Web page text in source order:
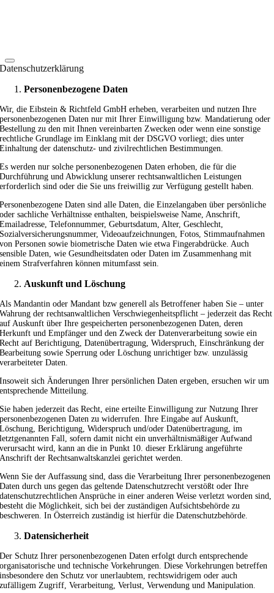
Datenschutzerklärung
Personenbezogene Daten
Wir, die Eibstein & Richtfeld GmbH erheben, verarbeiten und nutzen Ihre
personenbezogenen Daten nur mit Ihrer Einwilligung bzw. Mandatierung oder
Bestellung zu den mit Ihnen vereinbarten Zwecken oder wenn eine sonstige
rechtliche Grundlage im Einklang mit der DSGVO vorliegt; dies unter
Einhaltung der datenschutz- und zivilrechtlichen Bestimmungen.
Es werden nur solche personenbezogenen Daten erhoben, die für die
Durchführung und Abwicklung unserer rechtsanwaltlichen Leistungen
erforderlich sind oder die Sie uns freiwillig zur Verfügung gestellt haben.
Personenbezogene Daten sind alle Daten, die Einzelangaben über persönliche
oder sachliche Verhältnisse enthalten, beispielsweise Name, Anschrift,
Emailadresse, Telefonnummer, Geburtsdatum, Alter, Geschlecht,
Sozialversicherungsnummer, Videoaufzeichnungen, Fotos, Stimmaufnahmen
von Personen sowie biometrische Daten wie etwa Fingerabdrücke. Auch
sensible Daten, wie Gesundheitsdaten oder Daten im Zusammenhang mit
einem Strafverfahren können mitumfasst sein.
Auskunft und Löschung
Als Mandantin oder Mandant bzw generell als Betroffener haben Sie – unter
Wahrung der rechtsanwaltlichen Verschwiegenheitspflicht – jederzeit das Recht
auf Auskunft über Ihre gespeicherten personenbezogenen Daten, deren
Herkunft und Empfänger und den Zweck der Datenverarbeitung sowie ein
Recht auf Berichtigung, Datenübertragung, Widerspruch, Einschränkung der
Bearbeitung sowie Sperrung oder Löschung unrichtiger bzw. unzulässig
verarbeiteter Daten.
Insoweit sich Änderungen Ihrer persönlichen Daten ergeben, ersuchen wir um
entsprechende Mitteilung.
Sie haben jederzeit das Recht, eine erteilte Einwilligung zur Nutzung Ihrer
personenbezogenen Daten zu widerrufen. Ihre Eingabe auf Auskunft,
Löschung, Berichtigung, Widerspruch und/oder Datenübertragung, im
letztgenannten Fall, sofern damit nicht ein unverhältnismäßiger Aufwand
verursacht wird, kann an die in Punkt 10. dieser Erklärung angeführte
Anschrift der Rechtsanwaltskanzlei gerichtet werden.
Wenn Sie der Auffassung sind, dass die Verarbeitung Ihrer personenbezogenen
Daten durch uns gegen das geltende Datenschutzrecht verstößt oder Ihre
datenschutzrechtlichen Ansprüche in einer anderen Weise verletzt worden sind,
besteht die Möglichkeit, sich bei der zuständigen Aufsichtsbehörde zu
beschweren. In Österreich zuständig ist hierfür die Datenschutzbehörde.
Datensicherheit
Der Schutz Ihrer personenbezogenen Daten erfolgt durch entsprechende
organisatorische und technische Vorkehrungen. Diese Vorkehrungen betreffen
insbesondere den Schutz vor unerlaubtem, rechtswidrigem oder auch
zufälligem Zugriff, Verarbeitung, Verlust, Verwendung und Manipulation.